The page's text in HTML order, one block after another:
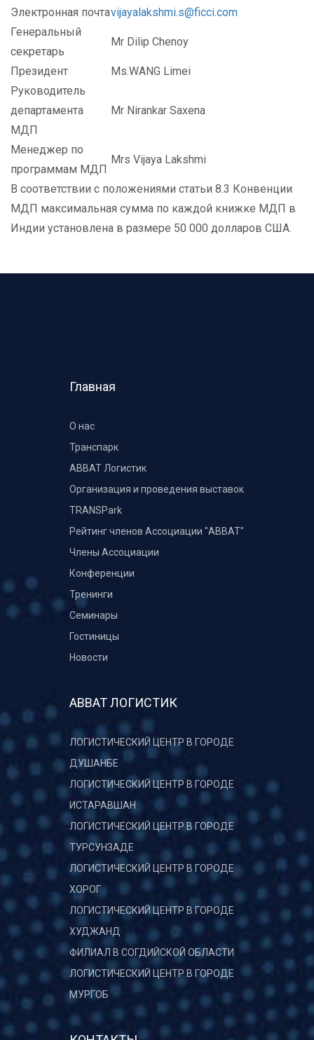
Электронная почтаvijayalakshmi.s@ficci.com
Генеральный
секретарь
Mr Dilip Chenoy
Президент
Ms.WANG Limei
Руководитель
департамента
МДП
Mr Nirankar Saxena
Менеджер по
программам МДП
Mrs Vijaya Lakshmi
В соответствии с положениями статьи 8.3 Конвенции
МДП максимальная сумма по каждой книжке МДП в
Индии установлена в размере 50 000 долларов США.
Главная
О нас
Транспарк
ABBAT Логистик
Организация и проведения выставок
TRANSPark
Рейтинг членов Ассоциации "АВВАТ"
Члены Ассоциации
Конференции
Тренинги
Семинары
Гостиницы
Новости
АВВАТ ЛОГИСТИК
ЛОГИСТИЧЕСКИЙ ЦЕНТР В ГОРОДЕ
ДУШАНБЕ
ЛОГИСТИЧЕСКИЙ ЦЕНТР В ГОРОДЕ
ИСТАРАВШАН
ЛОГИСТИЧЕСКИЙ ЦЕНТР В ГОРОДЕ
ТУРСУНЗАДЕ
ЛОГИСТИЧЕСКИЙ ЦЕНТР В ГОРОДЕ
ХОРОГ
ЛОГИСТИЧЕСКИЙ ЦЕНТР В ГОРОДЕ
ХУДЖАНД
ФИЛИАЛ В СОГДИЙСКОЙ ОБЛАСТИ
ЛОГИСТИЧЕСКИЙ ЦЕНТР В ГОРОДЕ
МУРГОБ